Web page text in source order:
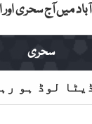
میں آج سحری اور
سحری